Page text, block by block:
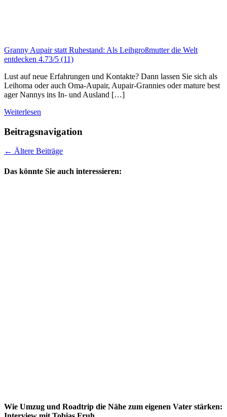
Granny Aupair statt Ruhestand: Als Leihgroßmutter die Welt
entdecken 4.73/5 (11)
Lust auf neue Erfahrungen und Kontakte? Dann lassen Sie sich als
Leihoma oder auch Oma-Aupair, Aupair-Grannies oder mature best
ager Nannys ins In- und Ausland […]
Weiterlesen
Beitragsnavigation
← Ältere Beiträge
Das könnte Sie auch interessieren:
Wie Umzug und Roadtrip die Nähe zum eigenen Vater stärken: